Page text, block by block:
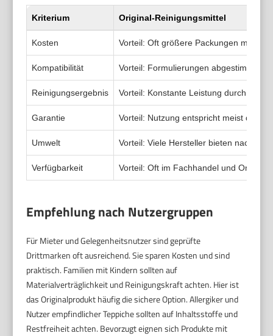
Kriterium Original-Reinigungsmittel
Kosten Vorteil: Oft größere Packungen mit
Kompatibilität Vorteil: Formulierungen abgestimmt
Reinigungsergebnis Vorteil: Konstante Leistung durch
Garantie Vorteil: Nutzung entspricht meist den
Umwelt Vorteil: Viele Hersteller bieten
Verfügbarkeit Vorteil: Oft im Fachhandel und Online
Empfehlung nach Nutzergruppen
Für Mieter und Gelegenheitsnutzer sind geprüfte
Drittmarken oft ausreichend. Sie sparen Kosten und sind
praktisch. Familien mit Kindern sollten auf
Materialverträglichkeit und Reinigungskraft achten. Hier ist
das Originalprodukt häufig die sichere Option. Allergiker und
Nutzer empfindlicher Teppiche sollten auf Inhaltsstoffe und
Restfreiheit achten. Bevorzugt eignen sich Produkte mit